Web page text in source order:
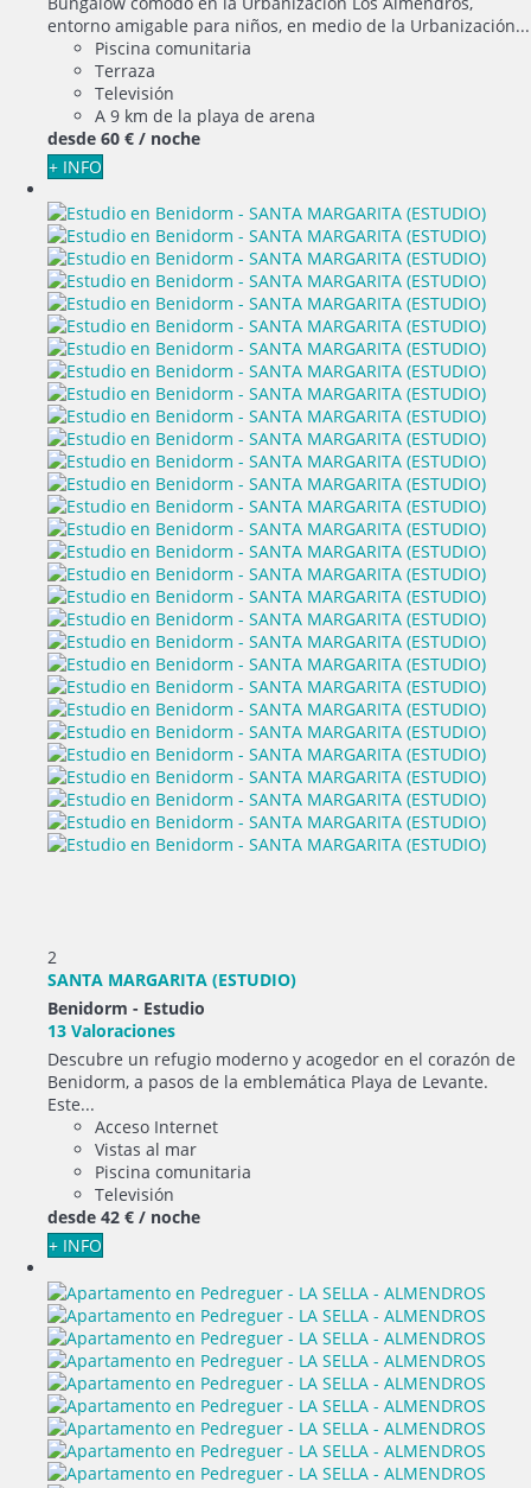
entorno amigable para niños, en medio de la Urbanización...
Piscina comunitaria
Terraza
Televisión
A 9 km de la playa de arena
desde 60 € / noche
+ INFO
2
SANTA MARGARITA (ESTUDIO)
Benidorm - Estudio
13 Valoraciones
Descubre un refugio moderno y acogedor en el corazón de
Benidorm, a pasos de la emblemática Playa de Levante.
Este...
Acceso Internet
Vistas al mar
Piscina comunitaria
Televisión
desde 42 € / noche
+ INFO